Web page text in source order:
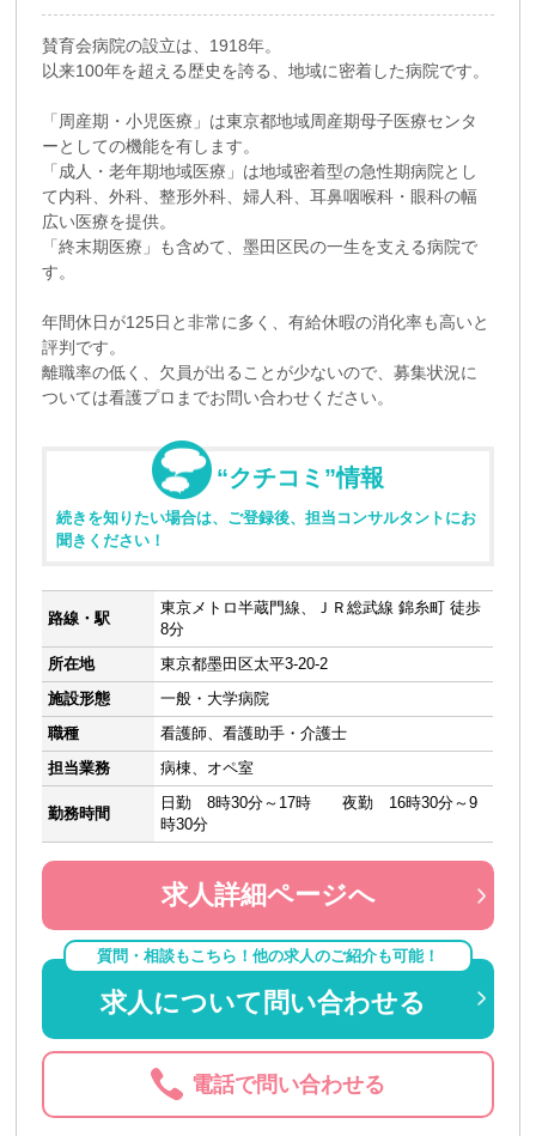
賛育会病院の設立は、1918年。
以来100年を超える歴史を誇る、地域に密着した病院です。
「周産期・小児医療」は東京都地域周産期母子医療センタ
ーとしての機能を有します。
「成人・老年期地域医療」は地域密着型の急性期病院とし
て内科、外科、整形外科、婦人科、耳鼻咽喉科・眼科の幅
広い医療を提供。
「終末期医療」も含めて、墨田区民の一生を支える病院で
す。
年間休日が125日と非常に多く、有給休暇の消化率も高いと
評判です。
離職率の低く、欠員が出ることが少ないので、募集状況に
ついては看護プロまでお問い合わせください。
“クチコミ”情報
続きを知りたい場合は、ご登録後、担当コンサルタントにお
聞きください！
路線・駅
東京メトロ半蔵門線、ＪＲ総武線 錦糸町 徒歩
8分
所在地
東京都墨田区太平3-20-2
施設形態
一般・大学病院
職種
看護師、看護助手・介護士
担当業務
病棟、オペ室
勤務時間
日勤 8時30分～17時 夜勤 16時30分～9
時30分
求人詳細ページへ
質問・相談もこちら！他の求人のご紹介も可能！
求人について問い合わせる
電話で問い合わせる